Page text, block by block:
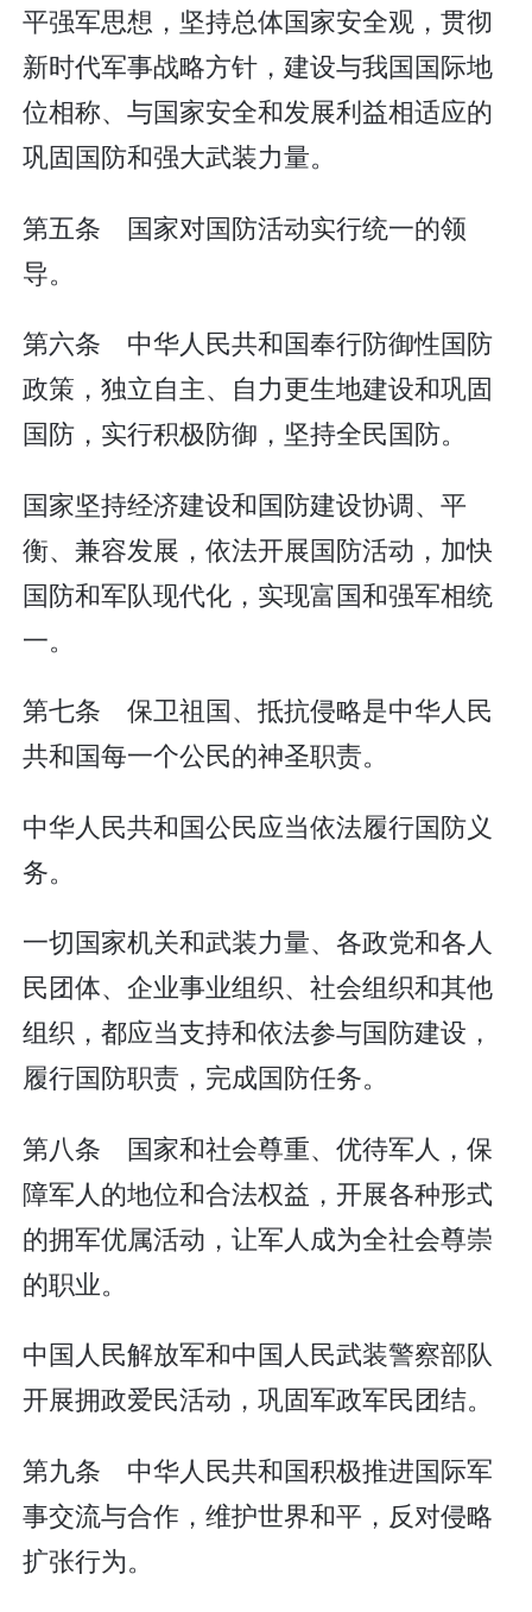
平强军思想，坚持总体国家安全观，贯彻
新时代军事战略方针，建设与我国国际地
位相称、与国家安全和发展利益相适应的
巩固国防和强大武装力量。
第五条 国家对国防活动实行统一的领
导。
第六条 中华人民共和国奉行防御性国防
政策，独立自主、自力更生地建设和巩固
国防，实行积极防御，坚持全民国防。
国家坚持经济建设和国防建设协调、平
衡、兼容发展，依法开展国防活动，加快
国防和军队现代化，实现富国和强军相统
一。
第七条 保卫祖国、抵抗侵略是中华人民
共和国每一个公民的神圣职责。
中华人民共和国公民应当依法履行国防义
务。
一切国家机关和武装力量、各政党和各人
民团体、企业事业组织、社会组织和其他
组织，都应当支持和依法参与国防建设，
履行国防职责，完成国防任务。
第八条 国家和社会尊重、优待军人，保
障军人的地位和合法权益，开展各种形式
的拥军优属活动，让军人成为全社会尊崇
的职业。
中国人民解放军和中国人民武装警察部队
开展拥政爱民活动，巩固军政军民团结。
第九条 中华人民共和国积极推进国际军
事交流与合作，维护世界和平，反对侵略
扩张行为。